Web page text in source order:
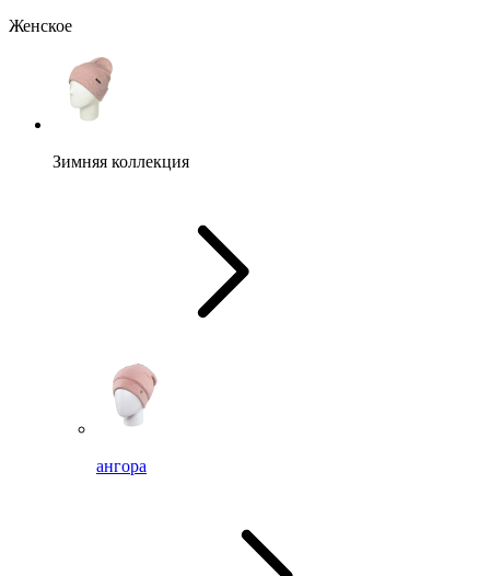
Женское
Зимняя коллекция
ангора